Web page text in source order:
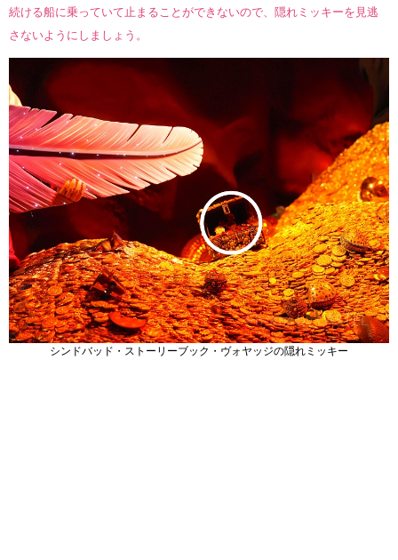
続ける船に乗っていて止まることができないので、隠れミッキーを見逃
さないようにしましょう。
シンドバッド・ストーリーブック・ヴォヤッジの隠れミッキー